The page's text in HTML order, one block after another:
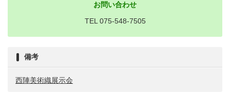
お問い合わせ
TEL 075-548-7505
備考
西陣美術織展示会